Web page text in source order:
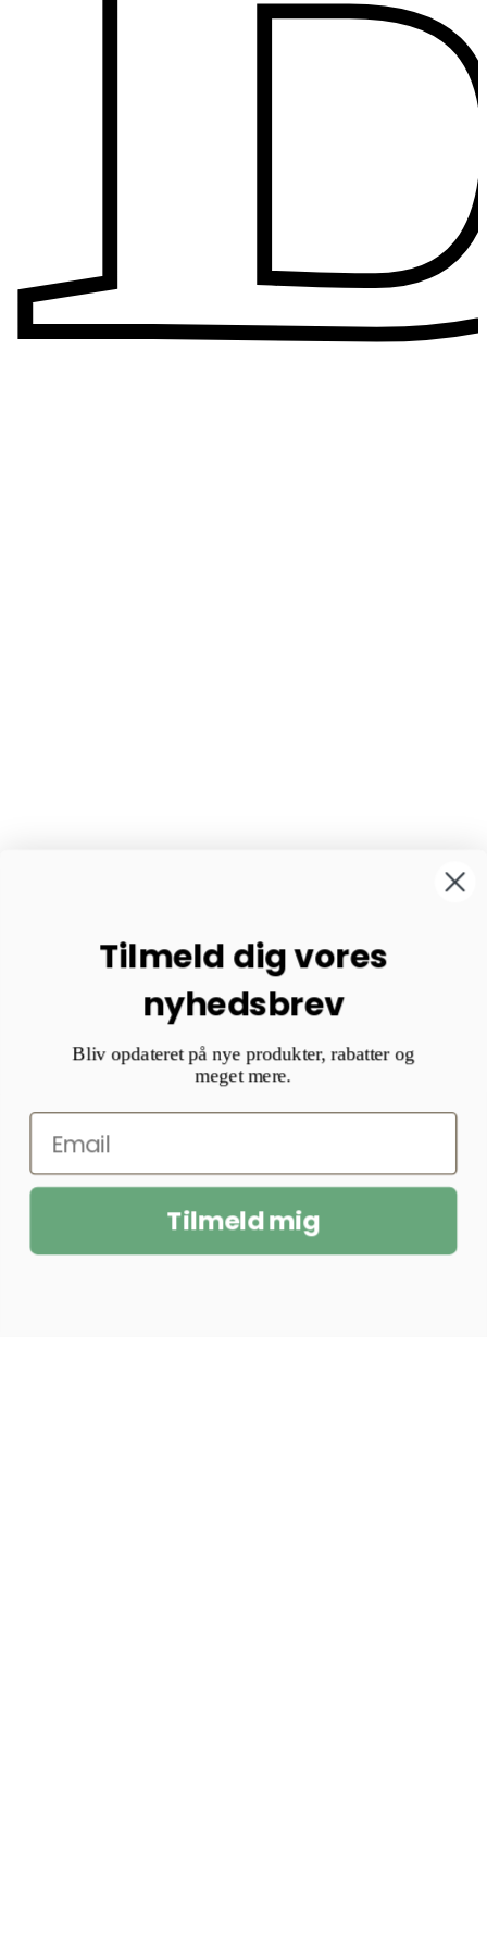
Tilmeld dig vores
nyhedsbrev
Bliv opdateret på nye produkter, rabatter og
meget mere.
Tilmeld mig